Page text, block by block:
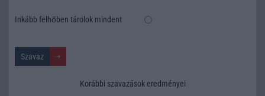
Inkább felhőben tárolok mindent
Korábbi szavazások eredményei